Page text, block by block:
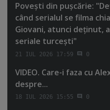
Poveşti din puşcărie:
când serialul se filma
Giovani, atunci deţinut,
seriale turceşti"
21 IUL 2026 17:59 0
VIDEO. Care-i faza cu
despre...
18 IUL 2026 15:55 0